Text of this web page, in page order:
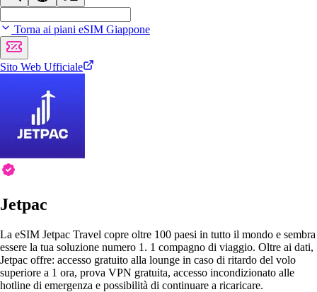
Torna ai piani eSIM Giappone
Sito Web Ufficiale
Jetpac
La eSIM Jetpac Travel copre oltre 100 paesi in tutto il mondo e sembra
essere la tua soluzione numero 1. 1 compagno di viaggio. Oltre ai dati,
Jetpac offre: accesso gratuito alla lounge in caso di ritardo del volo
superiore a 1 ora, prova VPN gratuita, accesso incondizionato alle
hotline di emergenza e possibilità di continuare a ricaricare.